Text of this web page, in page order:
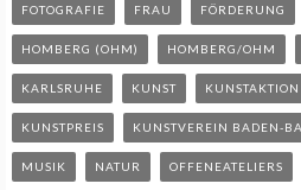
FOTOGRAFIE FRAU FÖRDERUNG
HOMBERG (OHM) HOMBERG/OHM
KARLSRUHE KUNST KUNSTAKTION
KUNSTPREIS KUNSTVEREIN BADEN-
MUSIK NATUR OFFENEATELIERS